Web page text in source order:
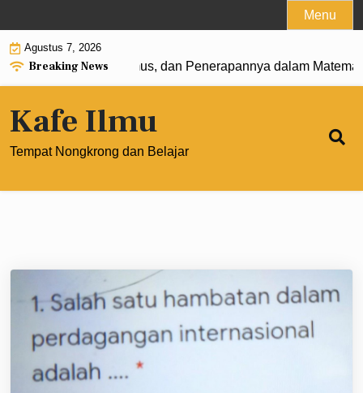
to
content
Menu
Agustus 7, 2026
Breaking News
Pengertian, Rumus, dan Penerapannya dalam Matematika
Kafe Ilmu
Tempat Nongkrong dan Belajar